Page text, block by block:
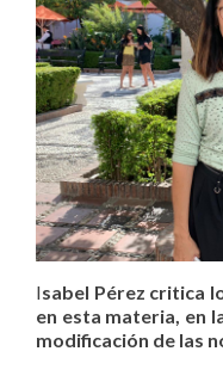
Isabel Pérez critica
en esta materia, en
modificación de las